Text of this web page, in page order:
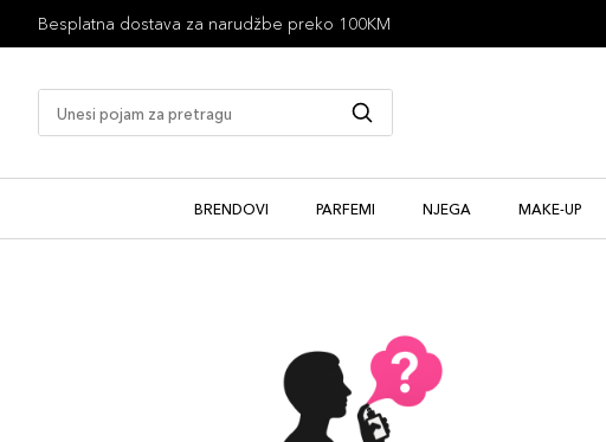
Besplatna dostava za narudžbe preko 100KM
BRENDOVI PARFEMI NJEGA MAKE-UP